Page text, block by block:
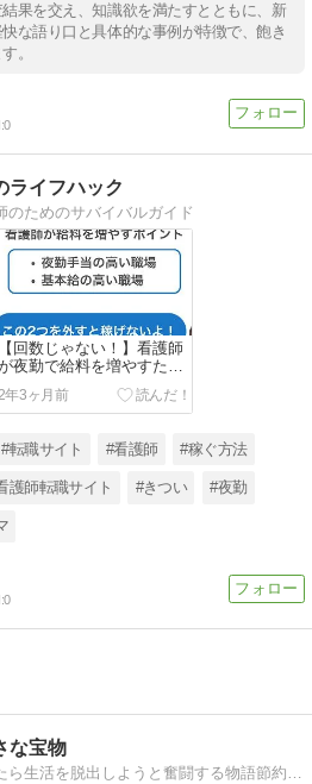
果を交え、知識欲を満たすとともに、新
な語り口と具体的な事例が特徴で、飽き
。
0
ライフハック
のためのサバイバルガイド
【回数じゃない！】看護師
夜勤で給料を増やすため
の重要なポイント
2年3ヶ月前
#転職サイト #看護師 #稼ぐ方法
護師転職サイト #きつい #夜勤
0
な宝物
アラサー女子の、ぐーたら生活を脱出しようと奮闘する物語節約や料理で日々に潤いをがモットー
【Tips】気になるブログをフォロー。